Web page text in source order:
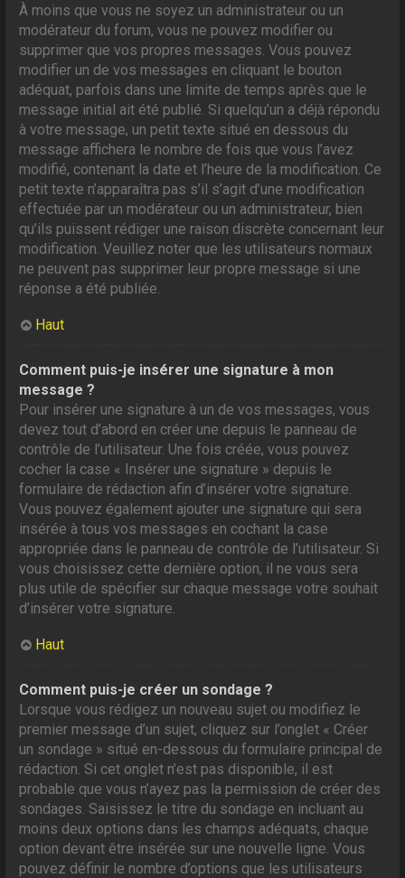
À moins que vous ne soyez un administrateur ou un
modérateur du forum, vous ne pouvez modifier ou
supprimer que vos propres messages. Vous pouvez
modifier un de vos messages en cliquant le bouton
adéquat, parfois dans une limite de temps après que le
message initial ait été publié. Si quelqu’un a déjà répondu
à votre message, un petit texte situé en dessous du
message affichera le nombre de fois que vous l’avez
modifié, contenant la date et l’heure de la modification. Ce
petit texte n’apparaîtra pas s’il s’agit d’une modification
effectuée par un modérateur ou un administrateur, bien
qu’ils puissent rédiger une raison discrète concernant leur
modification. Veuillez noter que les utilisateurs normaux
ne peuvent pas supprimer leur propre message si une
réponse a été publiée.
Haut
Comment puis-je insérer une signature à mon
message ?
Pour insérer une signature à un de vos messages, vous
devez tout d’abord en créer une depuis le panneau de
contrôle de l’utilisateur. Une fois créée, vous pouvez
cocher la case « Insérer une signature » depuis le
formulaire de rédaction afin d’insérer votre signature.
Vous pouvez également ajouter une signature qui sera
insérée à tous vos messages en cochant la case
appropriée dans le panneau de contrôle de l’utilisateur. Si
vous choisissez cette dernière option, il ne vous sera
plus utile de spécifier sur chaque message votre souhait
d’insérer votre signature.
Haut
Comment puis-je créer un sondage ?
Lorsque vous rédigez un nouveau sujet ou modifiez le
premier message d’un sujet, cliquez sur l’onglet « Créer
un sondage » situé en-dessous du formulaire principal de
rédaction. Si cet onglet n’est pas disponible, il est
probable que vous n’ayez pas la permission de créer des
sondages. Saisissez le titre du sondage en incluant au
moins deux options dans les champs adéquats, chaque
option devant être insérée sur une nouvelle ligne. Vous
pouvez définir le nombre d’options que les utilisateurs